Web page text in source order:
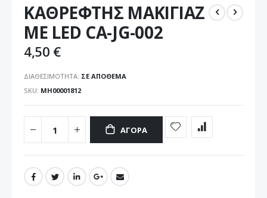
στην
αρχή
της
συλλογής
εικόνων
ΚΑΘΡΕΦΤΗΣ ΜΑΚΙΓΙΑΖ
ΜΕ LED CA-JG-002
4,50 €
ΔΙΑΘΕΣΙΜΌΤΗΤΑ: ΣΕ ΑΠΌΘΕΜΑ
SKU ΜΗ00001812
ΑΓΟΡΆ